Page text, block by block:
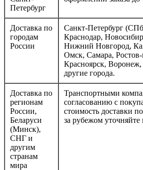
Петербург
Доставка по
городам
России
Санкт-Петербург
Краснодар,
Нижний Новгород,
Омск, Самара,
Красноярск,
другие города.
Доставка по
регионам
России,
Беларуси
(Минск),
СНГ и
другим
странам
мира
Транспортными
согласованию с
стоимость доставки
за рубежом уточняйте